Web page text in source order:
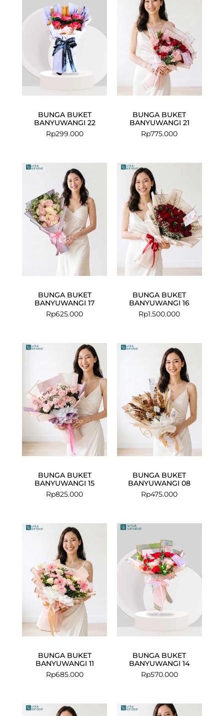
BUNGA BUKET
BANYUWANGI 22
Rp299.000
BUNGA BUKET
BANYUWANGI 21
Rp775.000
BUNGA BUKET
BANYUWANGI 17
Rp625.000
BUNGA BUKET
BANYUWANGI 16
Rp1.500.000
BUNGA BUKET
BANYUWANGI 15
Rp825.000
BUNGA BUKET
BANYUWANGI 08
Rp475.000
BUNGA BUKET
BANYUWANGI 11
Rp685.000
BUNGA BUKET
BANYUWANGI 14
Rp570.000